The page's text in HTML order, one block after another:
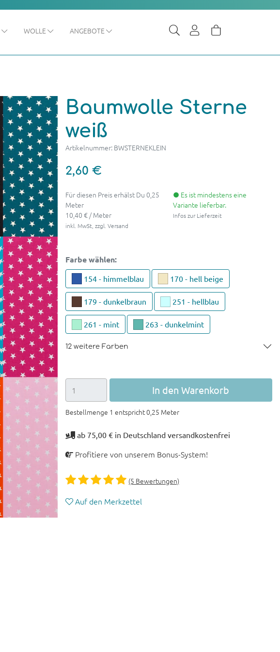
WOLLE ANGEBOTE
Baumwolle Sterne
weiß
Artikelnummer: BWSTERNEKLEIN
2,60 €
Für diesen Preis erhälst Du 0,25
Meter
10,40 € / Meter
inkl. MwSt, zzgl. Versand
● Es ist mindestens eine
Variante lieferbar.
Infos zur Lieferzeit
Farbewählen:
154 - himmelblau 170 - hell beige
179 - dunkelbraun 251 - hellblau
261 - mint 263 - dunkelmint
12 weitere Farben
In den Warenkorb
Bestellmenge 1 entspricht 0,25 Meter
ab 75,00 € in Deutschland versandkostenfrei
Profitiere von unserem Bonus-System!
(5 Bewertungen)
Auf den Merkzettel